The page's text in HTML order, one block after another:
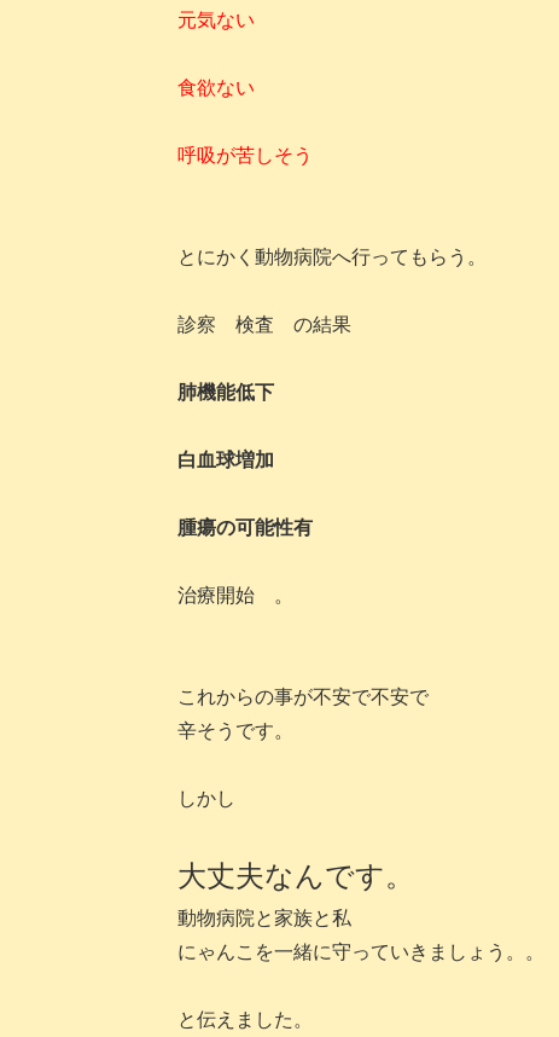
元気ない
食欲ない
呼吸が苦しそう
とにかく動物病院へ行ってもらう。
診察 検査 の結果
肺機能低下
白血球増加
腫瘍の可能性有
治療開始 。
これからの事が不安で不安で
辛そうです。
しかし
大丈夫なんです。
動物病院と家族と私
にゃんこを一緒に守っていきましょう。。
と伝えました。